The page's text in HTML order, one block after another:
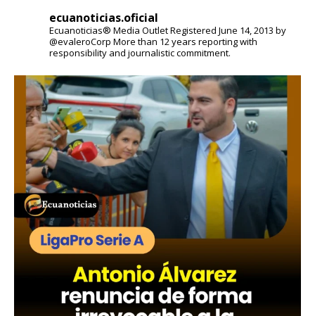
ecuanoticias.oficial
Ecuanoticias® Media OutletRegistered June 14, 2013 by
@evaleroCorp More than 12 years reporting with
responsibility and journalistic commitment.